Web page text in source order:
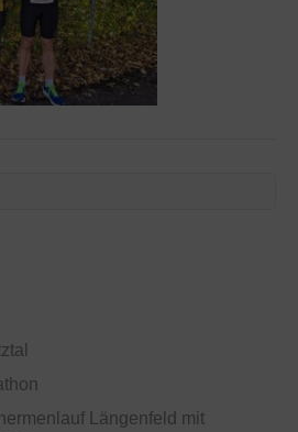
Längenfeld mit